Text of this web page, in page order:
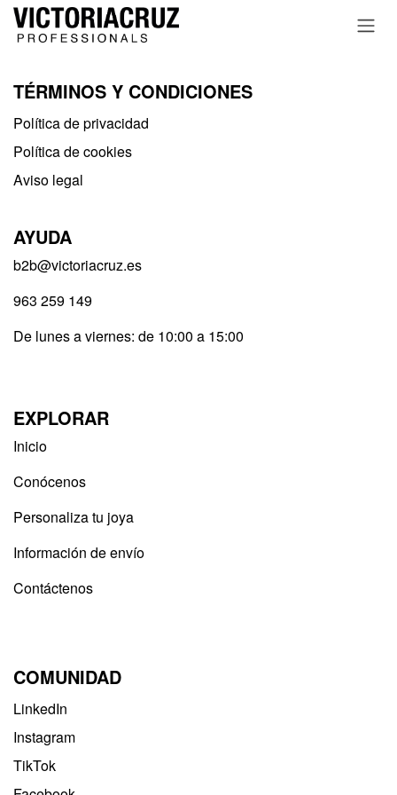
Ir al contenido
TÉRMINOS Y CONDICIONES
Política de privacidad​
Política de cookies
Aviso legal
AYUDA
b2b@victoriacruz.es
963 259 149
De lunes a viernes: de 10:00 a 15:00
EXPLORAR
Inicio
Conócenos
Personaliza tu joya
Información de envío
Contáctenos
COMUNIDAD
LinkedIn
Instagram
TikTok